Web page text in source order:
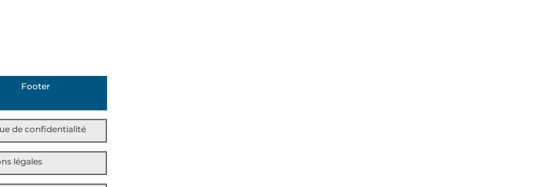
Footer
de confidentialité
légales